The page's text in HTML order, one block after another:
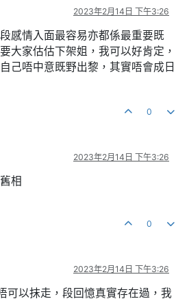
2023年2月14日 下午3:26
感情入面最容易亦都係最重要既
大家估估下架姐，我可以好肯定，
己唔中意既野出黎，其實唔會成日
0
2023年2月14日 下午3:26
相
0
2023年2月14日 下午3:26
可以抹走，段回憶真實存在過，我